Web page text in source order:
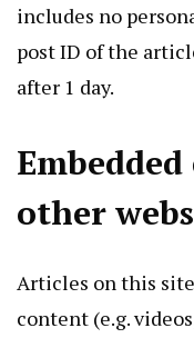
includes no
post ID of the
after 1 day.
other
Articles on this
content (e.g.